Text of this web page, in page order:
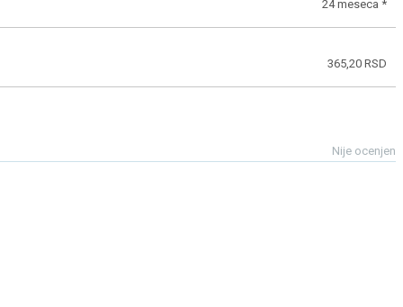
24 meseca *
365,20 RSD
Nije ocenjen